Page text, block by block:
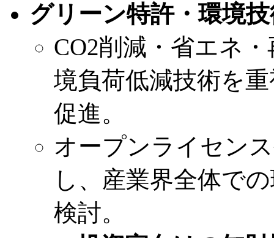
グリーン特許・環境
CO2削減・省エネ
境負荷低減技術を
促進。
オープンライセン
し、産業界全体で
検討。